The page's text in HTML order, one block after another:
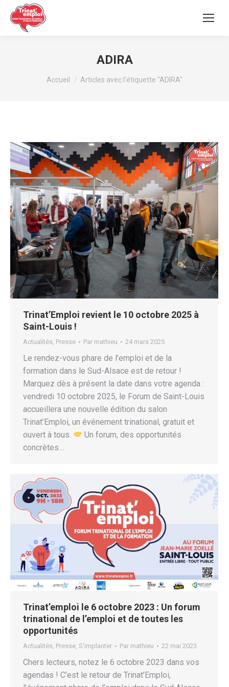
ADIRA
Vous êtes ici :
Accueil Articles avec l’étiquette "ADIRA"
Trinat’Emploi revient le 10 octobre 2025 à
Saint-Louis !
Actualités Presse Par mathieu 24 mars 2025
Le rendez-vous phare de l’emploi et de la
formation dans le Sud-Alsace est de retour !
Marquez dès à présent la date dans votre agenda :
vendredi 10 octobre 2025, le Forum de Saint-Louis
accueillera une nouvelle édition du salon
Trinat’Emploi, un événement trinational, gratuit et
ouvert à tous.
Un forum, des opportunités
concrètes…
Trinat’emploi le 6 octobre 2023 : Un forum
trinational de l’emploi et de toutes les
opportunités
Actualités, Presse, S'implanter Par mathieu 22 mai 2023
Chers lecteurs, notez le 6 octobre 2023 dans vos
agendas ! C’est le retour de Trinat’Emploi,